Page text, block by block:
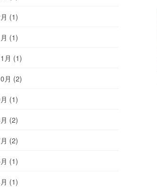
(1)
(1)
月 (1)
月 (2)
(1)
(2)
(2)
(1)
(1)